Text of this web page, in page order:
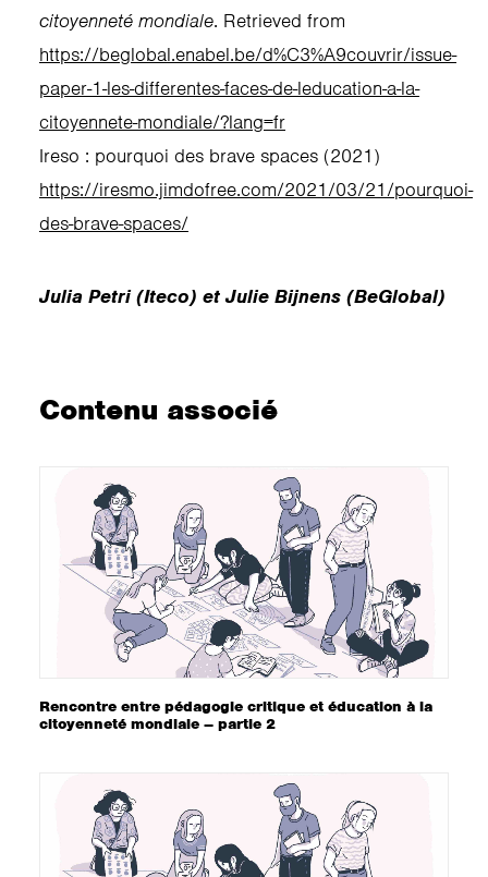
citoyenneté mondiale. Retrieved from
https://beglobal.enabel.be/d%C3%A9couvrir/issue-
paper-1-les-differentes-faces-de-leducation-a-la-
citoyennete-mondiale/?lang=fr
Ireso : pourquoi des brave spaces (2021)
https://iresmo.jimdofree.com/2021/03/21/pourquoi-
des-brave-spaces/
Julia Petri (Iteco) et Julie Bijnens (BeGlobal)
Contenu associé
Rencontre entre pédagogie critique et éducation à la
citoyenneté mondiale – partie 2